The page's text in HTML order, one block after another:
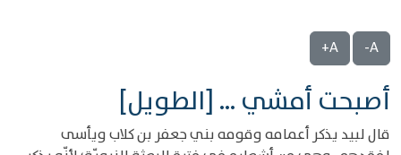
A-
A+
أصبحت أمشي ... [الطويل]
قال لبيد يذكر أعمامه وقومه بني جعفر بن كلاب ويأسى